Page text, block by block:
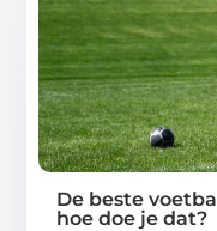
De beste
hoe doe je dat?